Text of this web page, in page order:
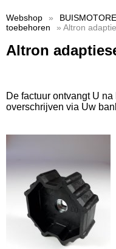
Webshop »
toebehoren
» Altron
Altron
De factuur ontvangt U
overschrijven via Uw